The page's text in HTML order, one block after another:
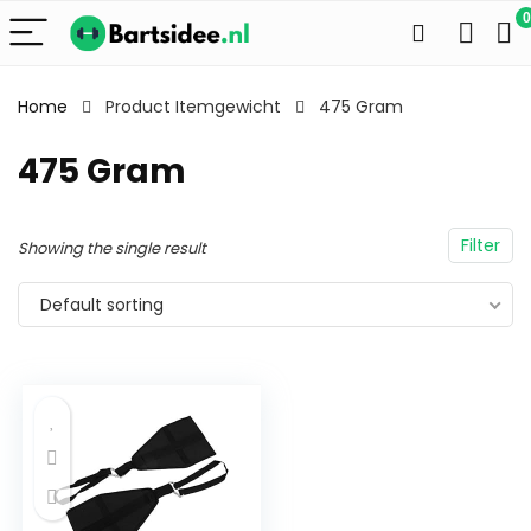
0
Home Product Itemgewicht 475 Gram
475 Gram
Filter
Showing the single result
Default sorting